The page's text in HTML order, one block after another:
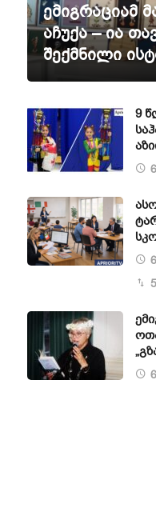
ემიგრაციამ
აჩუქა – ია
შექმნილი
9
5